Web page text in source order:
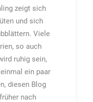
zeigt sich
und sich
Viele
so auch
ruhig sein,
ein paar
diesen Blog
nach